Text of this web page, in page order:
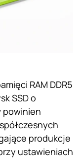
RAM DDR5
SSD o
powinien
produkcje
ustawieniach